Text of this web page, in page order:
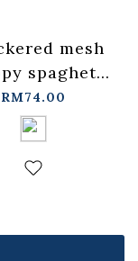
mesh
spaghetti
cover-up
vest -
01099697】
order
RM74.00